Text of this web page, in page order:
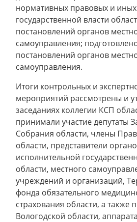
нормативных правовых и иных
государственной власти
постановлений органов
самоуправления;
постановлений органов
самоуправления.
Итоги контрольных и
мероприятий рассмотрены и
заседаниях коллегии КСП
принимали участие депутаты
Собрания области, члены
области, представители
исполнительной
области, местного
учреждений и организаций,
фонда обязательного
страхования области, а также
Вологодской области, аппарата